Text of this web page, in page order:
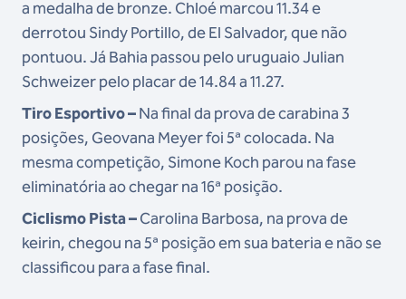
a medalha de bronze. Chloé marcou 11.34 e
derrotou Sindy Portillo, de El Salvador, que não
pontuou. Já Bahia passou pelo uruguaio Julian
Schweizer pelo placar de 14.84 a 11.27.
Tiro Esportivo –Na final da prova de carabina 3
posições, Geovana Meyer foi 5ª colocada. Na
mesma competição, Simone Koch parou na fase
eliminatória ao chegar na 16ª posição.
Ciclismo Pista –Carolina Barbosa, na prova de
keirin, chegou na 5ª posição em sua bateria e não se
classificou para a fase final.